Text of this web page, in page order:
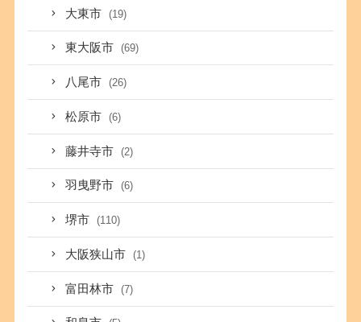
大東市 (19)
東大阪市 (69)
八尾市 (26)
松原市 (6)
藤井寺市 (2)
羽曳野市 (6)
堺市 (110)
大阪狭山市 (1)
富田林市 (7)